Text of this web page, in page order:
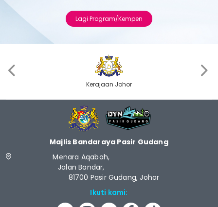
Lagi Program/Kempen
Kerajaan Johor
Majlis Bandaraya Pasir Gudang
Menara Aqabah,
Jalan Bandar,
81700 Pasir Gudang, Johor
Ikuti kami: